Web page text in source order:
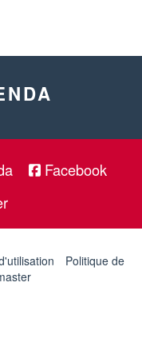
Facebook
Politique de